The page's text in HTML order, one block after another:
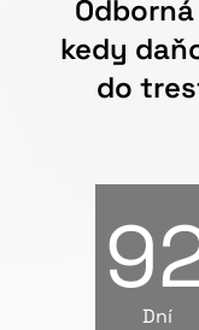
kedy
do
Dní